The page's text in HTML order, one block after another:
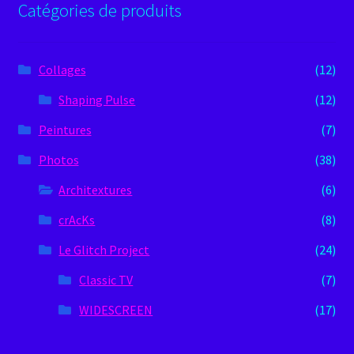
Instagram
Catégories de produits
Collages
(12)
Shaping Pulse
(12)
Peintures
(7)
Photos
(38)
Architextures
(6)
crAcKs
(8)
Le Glitch Project
(24)
Classic TV
(7)
WIDESCREEN
(17)